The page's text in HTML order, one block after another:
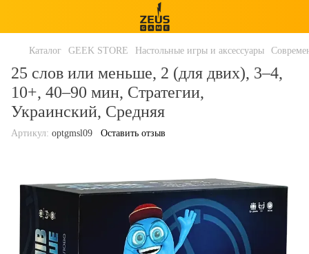
Каталог GEEK STORE Настольные игры и аксессуары
25 слов или меньше, 2 (для двих), 3–4,
10+, 40–90 мин, Стратегии,
Украинский, Средняя
Артикул: optgmsl09 Оставить отзыв